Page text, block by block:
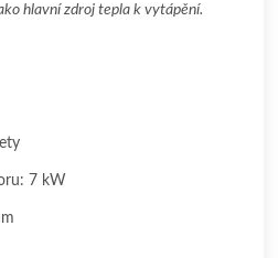
hlavní zdroj tepla k vytápění.
7 kW